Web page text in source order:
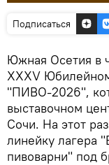
Подписаться
Южная Осетия в
XXXV
"ПИВО-2026",
выставочном
Сочи. На этот
линейку лагера
пивоварни" под